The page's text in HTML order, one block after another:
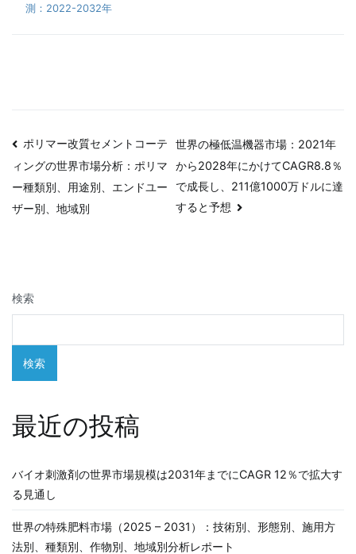
測：2022-2032年
投
稿
ナ
ー
シ
ョ
ン
ポリマー改質セメントコーテ
ィングの世界市場分析：ポリマ
ー種類別、用途別、エンドユー
ザー別、地域別
世界の極低温機器市場：2021年
から2028年にかけてCAGR8.8％
で成長し、211億1000万ドルに達
すると予想
検索
検索
最近の投稿
バイオ刺激剤の世界市場規模は2031年までにCAGR 12％で拡大す
る見通し
世界の特殊肥料市場（2025 – 2031）：技術別、形態別、施用方
法別、種類別、作物別、地域別分析レポート